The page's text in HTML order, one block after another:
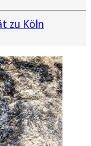
zu Köln